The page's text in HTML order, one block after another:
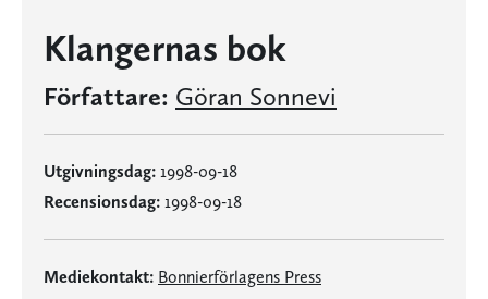
Klangernas bok
Författare: Göran Sonnevi
Utgivningsdag: 1998-09-18
Recensionsdag: 1998-09-18
Mediekontakt: Bonnierförlagens Press